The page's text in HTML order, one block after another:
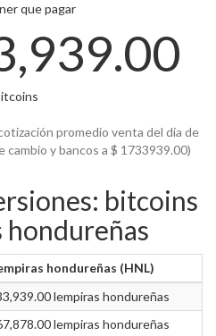
que pagar
promedio venta del día de
cambio y bancos a $ 1733939.00)
bitcoins
hondureñas
hondureñas (HNL)
lempiras hondureñas
lempiras hondureñas